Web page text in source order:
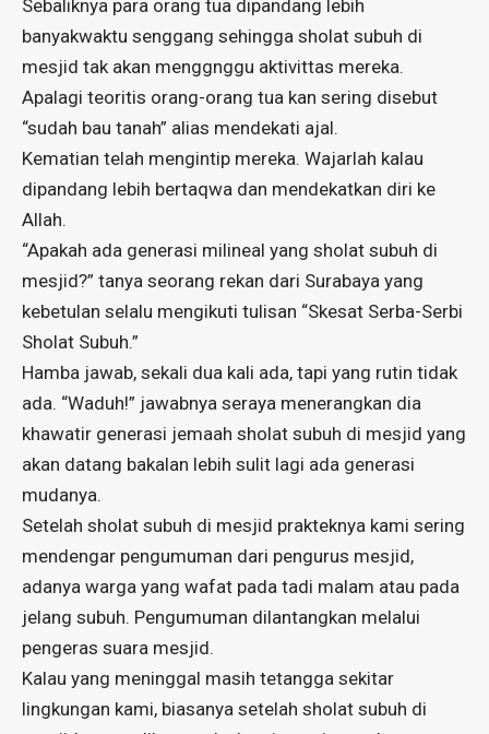
Sebaliknya para orang tua dipandang lebih
banyakwaktu senggang sehingga sholat subuh di
mesjid tak akan menggnggu aktivittas mereka.
Apalagi teoritis orang-orang tua kan sering disebut
“sudah bau tanah” alias mendekati ajal.
Kematian telah mengintip mereka. Wajarlah kalau
dipandang lebih bertaqwa dan mendekatkan diri ke
Allah.
“Apakah ada generasi milineal yang sholat subuh di
mesjid?” tanya seorang rekan dari Surabaya yang
kebetulan selalu mengikuti tulisan “Skesat Serba-Serbi
Sholat Subuh.”
Hamba jawab, sekali dua kali ada, tapi yang rutin tidak
ada. “Waduh!” jawabnya seraya menerangkan dia
khawatir generasi jemaah sholat subuh di mesjid yang
akan datang bakalan lebih sulit lagi ada generasi
mudanya.
Setelah sholat subuh di mesjid prakteknya kami sering
mendengar pengumuman dari pengurus mesjid,
adanya warga yang wafat pada tadi malam atau pada
jelang subuh. Pengumuman dilantangkan melalui
pengeras suara mesjid.
Kalau yang meninggal masih tetangga sekitar
lingkungan kami, biasanya setelah sholat subuh di